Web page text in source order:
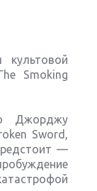
культовой
Smoking
Джорджу
Sword,
—